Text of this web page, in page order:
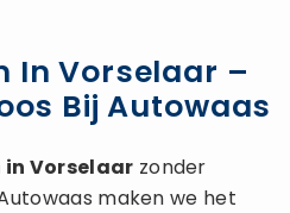
In Vorselaar –
Bij Autowaas
in Vorselaar zonder
maken we het